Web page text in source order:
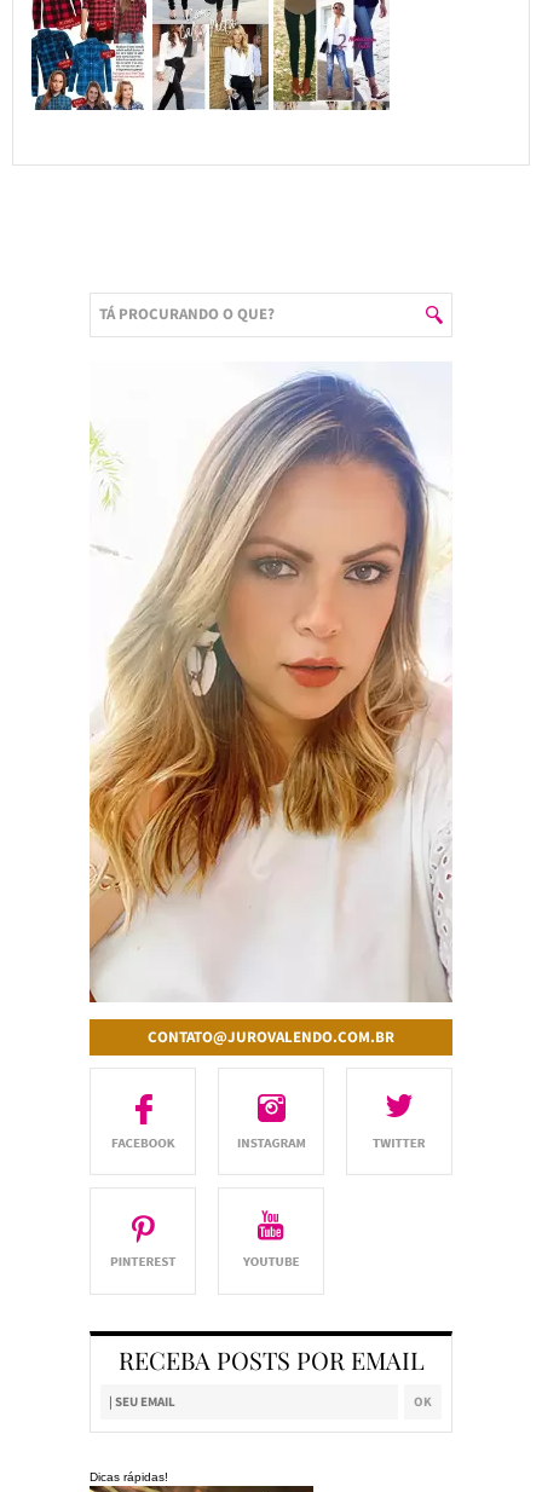
CONTATO@JUROVALENDO.COM.BR
RECEBA POSTS POR EMAIL
Dicas rápidas!